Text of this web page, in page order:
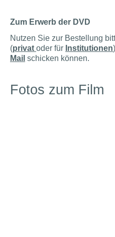
Zum Erwerb der DVD
Nutzen Sie zur Bestellung
(privat oder für Institutionen
Mail schicken können.
Fotos zum Film